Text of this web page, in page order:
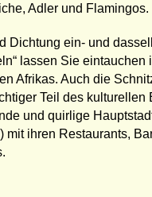
Adler und Flamingos.
Dichtung ein- und
lassen Sie eintauchen
Afrikas. Auch die
Teil des kulturellen
und quirlige
ihren Restaurants,